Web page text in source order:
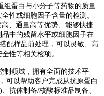
组蛋白与小分子等药物的质量
性或细胞因子含量的检测。
、通量高等优势、能够快捷
中的残留水平或细胞因子在
配样品前处理，可以灵敏、高
性等相关检项。
制领域，拥有全面的技术平
可以帮助客户完成从抗原蛋白
抗体制备/核酸标准品制备、